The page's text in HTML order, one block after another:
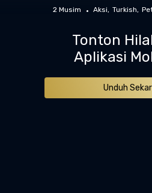
2 Musim Aksi Turkish
Tonton
Aplikasi
Unduh